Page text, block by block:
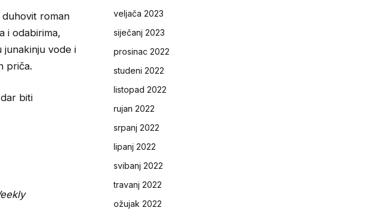
roman
i odabirima,
junakinju vode i
priča.
biti
veljača 2023
siječanj 2023
prosinac 2022
studeni 2022
listopad 2022
rujan 2022
srpanj 2022
lipanj 2022
svibanj 2022
travanj 2022
ožujak 2022